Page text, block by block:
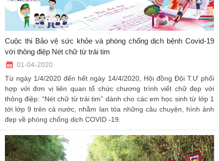
Cuộc thi Bảo vệ sức khỏe và phòng chống dịch bệnh Covid-19
với thông điệp Nét chữ từ trái tim
01-04-2020
Từ ngày 1/4/2020 đến hết ngày 14/4/2020, Hội đồng Đội T.Ư phối
hợp với đơn vị liên quan tổ chức chương trình viết chữ đẹp với
thông điệp: “Nét chữ từ trái tim” dành cho các em học sinh từ lớp 1
tới lớp 9 trên cả nước, nhằm lan tỏa những câu chuyện, hình ảnh
đẹp về phòng chống dịch COVID -19.